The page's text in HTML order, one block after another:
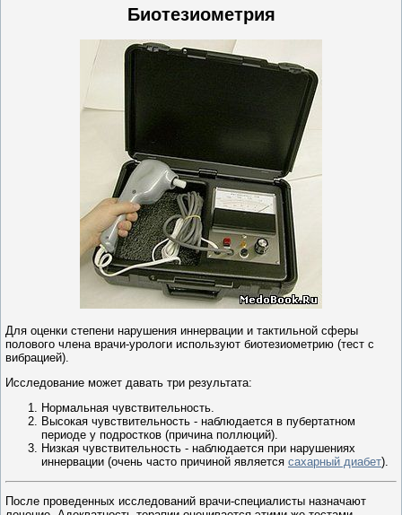
Биотезиометрия
Для оценки степени нарушения иннервации и тактильной сферы
полового члена врачи-урологи используют биотезиометрию (тест с
вибрацией).
Исследование может давать три результата:
Нормальная чувствительность.
Высокая чувствительность - наблюдается в пубертатном
периоде у подростков (причина поллюций).
Низкая чувствительность - наблюдается при нарушениях
иннервации (очень часто причиной является сахарный диабет).
После проведенных исследований врачи-специалисты назначают